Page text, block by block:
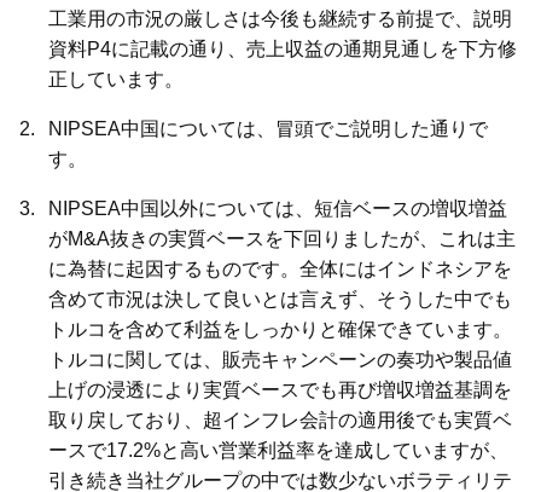
工業用の市況の厳しさは今後も継続する前提で、説明
資料P4に記載の通り、売上収益の通期見通しを下方修
正しています。
NIPSEA中国については、冒頭でご説明した通りで
す。
NIPSEA中国以外については、短信ベースの増収増益
がM&A抜きの実質ベースを下回りましたが、これは主
に為替に起因するものです。全体にはインドネシアを
含めて市況は決して良いとは言えず、そうした中でも
トルコを含めて利益をしっかりと確保できています。
トルコに関しては、販売キャンペーンの奏功や製品値
上げの浸透により実質ベースでも再び増収増益基調を
取り戻しており、超インフレ会計の適用後でも実質ベ
ースで17.2%と高い営業利益率を達成していますが、
引き続き当社グループの中では数少ないボラティリテ